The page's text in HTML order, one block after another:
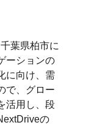
葉県柏市に
ーションの
に向け、需
で、グロー
活用し、段
の